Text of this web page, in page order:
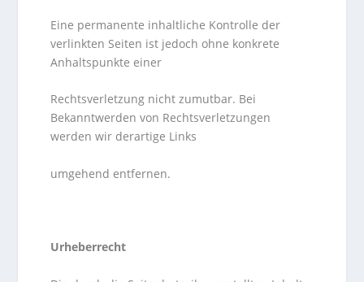
Eine permanente inhaltliche Kontrolle der
verlinkten Seiten ist jedoch ohne konkrete
Anhaltspunkte einer
Rechtsverletzung nicht zumutbar. Bei
Bekanntwerden von Rechtsverletzungen
werden wir derartige Links
umgehend entfernen.
Urheberrecht